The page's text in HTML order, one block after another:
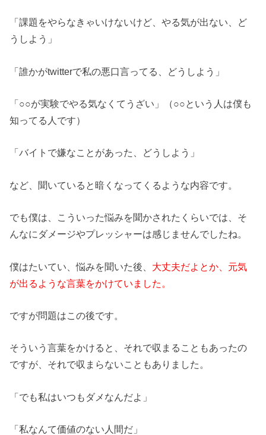
「課題をやらなきゃいけないけど、やる気が出ない、ど
うしよう」
「誰かがtwitterで私の悪口言ってる、どうしよう」
「○○が実験でやる気なくてうざい」（○○という人は僕も
知ってる人です）
「バイトで嫌なことがあった、どうしよう」
など、聞いていると暗くなってくるような内容です。
でも僕は、こういった悩みを聞かされたくらいでは、そ
んなにダメージやプレッシャーは感じませんでしたね。
僕はたいてい、悩みを聞いた後、 大丈夫だよとか、元気
が出るような言葉をかけていました。
ですが問題はこの後です。
そういう言葉をかけると、それで収まることもあったの
ですが、それで収まらないこともありました。
「でも私はいつもダメなんだよ」
「私なんて価値のない人間だ」